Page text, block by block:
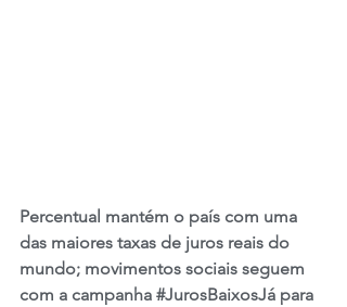
Percentual mantém o país com uma
das maiores taxas de juros reais do
mundo; movimentos sociais seguem
com a campanha #JurosBaixosJá para